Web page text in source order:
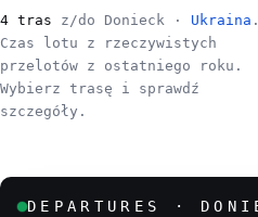
4 tras z/do Donieck · Ukraina .
Czas lotu z rzeczywistych
przelotów z ostatniego roku.
Wybierz trasę i sprawdź
szczegóły.
DEPARTURES ·